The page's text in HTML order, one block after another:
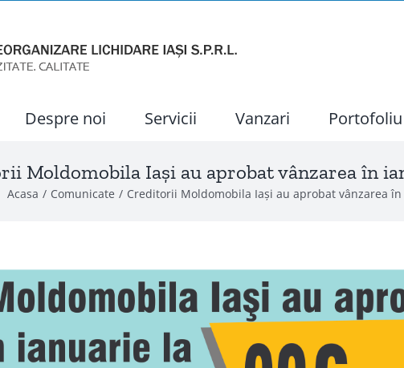
Despre noi Servicii Vanzari Portofoliu
Moldomobila Iași au aprobat vânzarea în
Acasa Comunicate Creditorii Moldomobila Iași au aprobat vânzarea